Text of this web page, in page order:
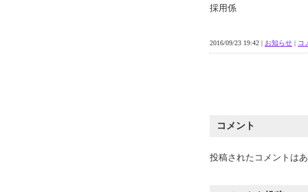
採用係
2016/09/23 19:42 | お知らせ | コ
コメント
投稿されたコメントは